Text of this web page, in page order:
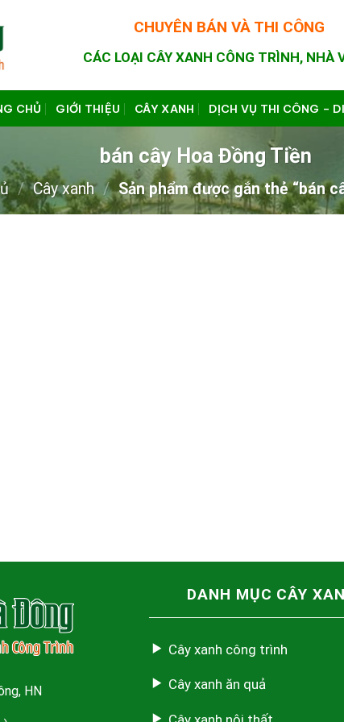
CHUYÊN BÁN VÀ THI CÔNG
CÁC LOẠI CÂY XANH CÔNG TRÌNH, NHÀ
CHỦ GIỚI THIỆU CÂY XANH DỊCH VỤ THI CÔNG –
bán cây Hoa Đồng Tiền
/ Cây xanh / Sản phẩm được gắn thẻ “bán
HN
DANH MỤC CÂY
Cây xanh công trình
Cây xanh ăn quả